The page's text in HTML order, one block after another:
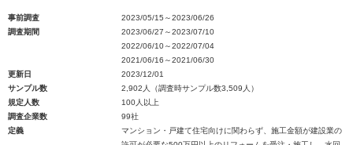
事前調査
2023/05/15～2023/06/26
調査期間
2023/06/27～2023/07/10
2022/06/10～2022/07/04
2021/06/16～2021/06/30
更新日
2023/12/01
サンプル数
2,902人（調査時サンプル数3,509人）
規定人数
100人以上
調査企業数
99社
定義
マンション・戸建て住宅向けに関わらず、施工金額が建設業の